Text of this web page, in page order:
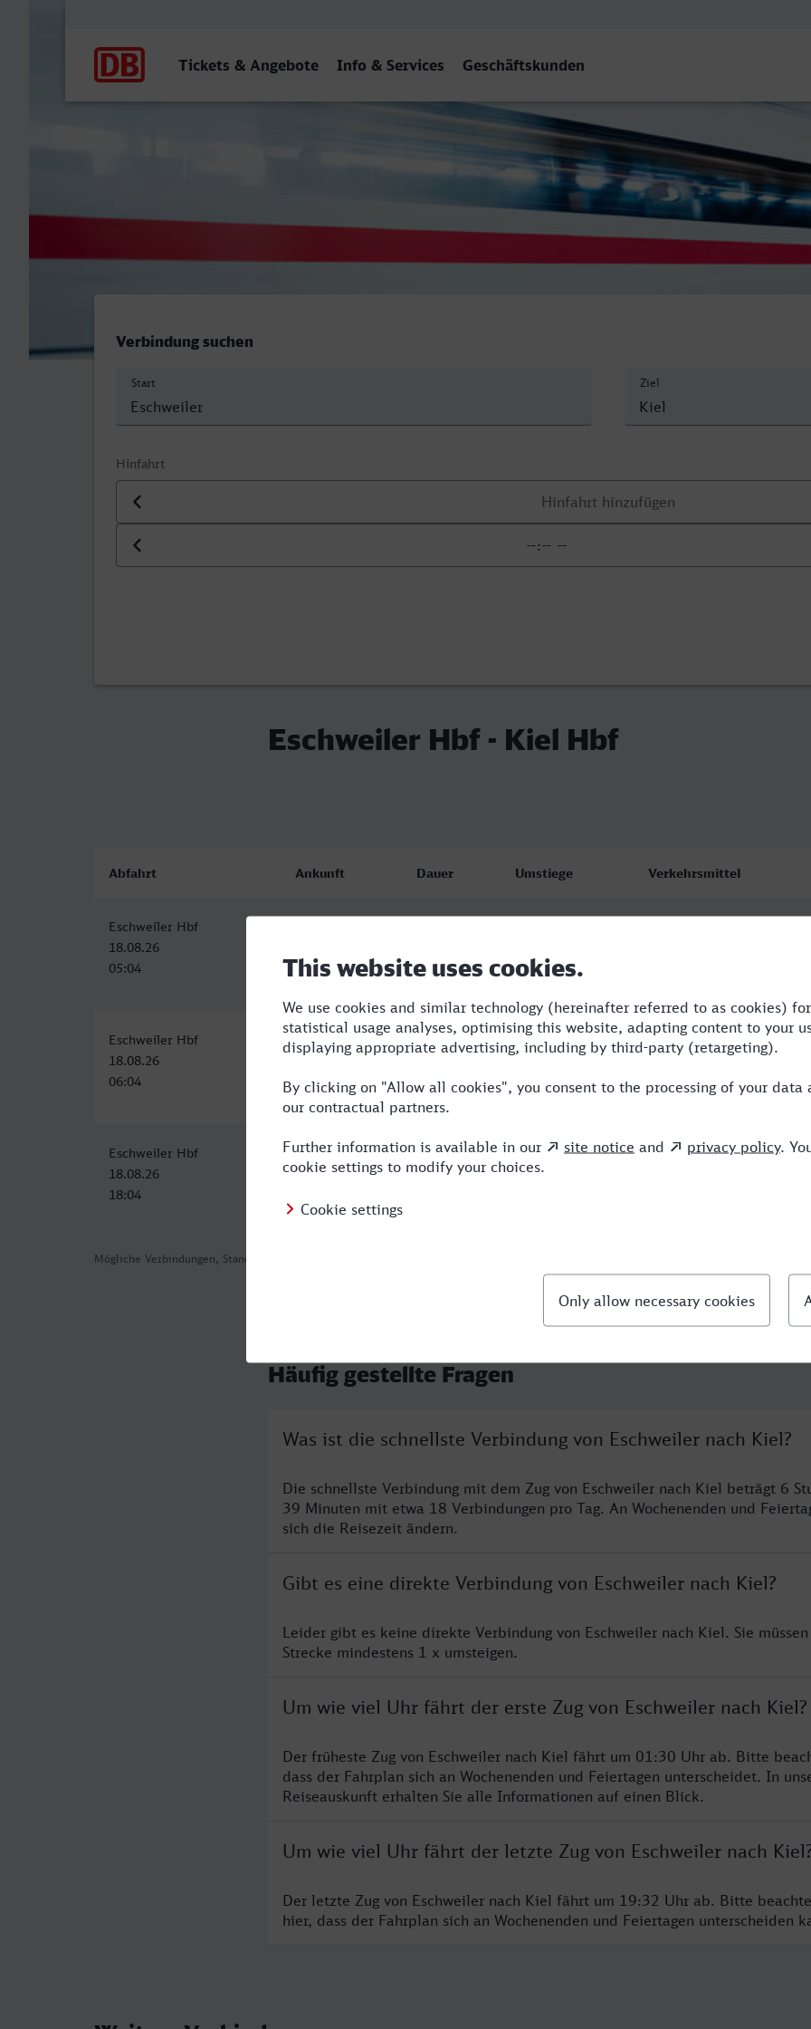
Tickets & Angebote Info & Services Geschäftskunden
Verbindung suchen
Start Ziel
Hinfahrt
Datum der Hinfahrt
Uhrzeit der Hinfahrt
Eschweiler Hbf - Kiel Hbf
Mögliche Verbindungen, Stand: 2026-08-04 07:38
Abfahrt Ankunft Dauer Umstiege Verkehrsmittel
Eschweiler Hbf
18.08.26
05:04
11:43
Eschweiler Hbf
18.08.26
06:04
Kiel Hbf
18.08.26
13:52
7:48 NBE,RE,NX,ICE
Eschweiler Hbf
18.08.26
18:04
Kiel Hbf
19.08.26
7:52 3 RE,NX,ICE,ERX
Häufig gestellte Fragen
Was ist die schnellste Verbindung von Eschweiler nach Kiel?
Die schnellste Verbindung mit dem Zug von Eschweiler nach Kiel beträgt 6
39 Minuten mit etwa 18 Verbindungen pro Tag. An Wochenenden und
sich die Reisezeit ändern.
Gibt es eine direkte Verbindung von Eschweiler nach Kiel?
Leider gibt es keine direkte Verbindung von Eschweiler nach Kiel. Sie
Strecke mindestens 1 x umsteigen.
Um wie viel Uhr fährt der erste Zug von Eschweiler nach Kiel?
Der früheste Zug von Eschweiler nach Kiel fährt um 01:30 Uhr ab. Bitte
dass der Fahrplan sich an Wochenenden und Feiertagen unterscheidet. In
Reiseauskunft erhalten Sie alle Informationen auf einen Blick.
Um wie viel Uhr fährt der letzte Zug von Eschweiler nach
Der letzte Zug von Eschweiler nach Kiel fährt um 19:32 Uhr ab. Bitte
hier, dass der Fahrplan sich an Wochenenden und Feiertagen unterscheiden